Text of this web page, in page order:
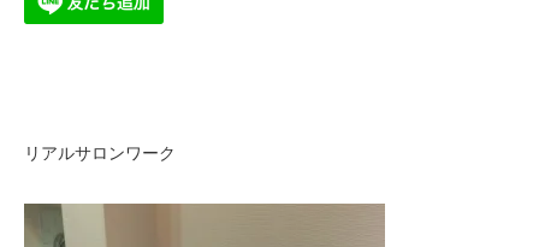
リアルサロンワーク